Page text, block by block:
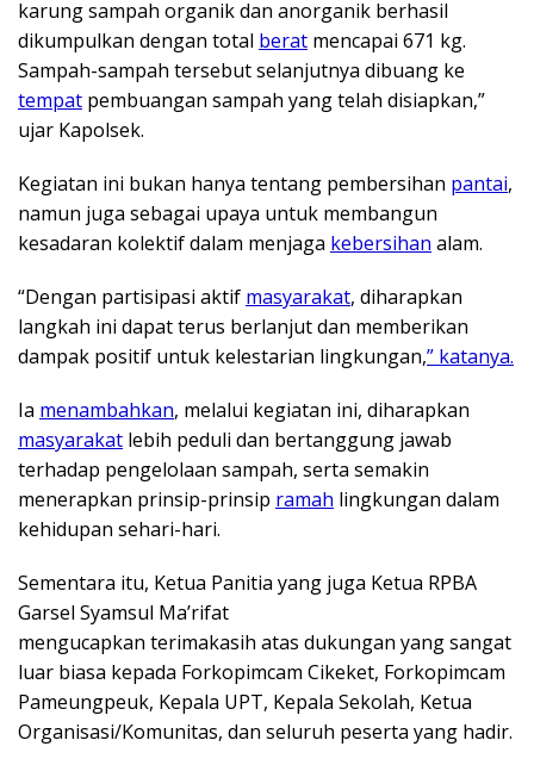
karung sampah organik dan anorganik berhasil
dikumpulkan dengan total berat mencapai 671 kg.
Sampah-sampah tersebut selanjutnya dibuang ke
tempat pembuangan sampah yang telah disiapkan,”
ujar Kapolsek.
Kegiatan ini bukan hanya tentang pembersihan pantai,
namun juga sebagai upaya untuk membangun
kesadaran kolektif dalam menjaga kebersihan alam.
“Dengan partisipasi aktif masyarakat, diharapkan
langkah ini dapat terus berlanjut dan memberikan
dampak positif untuk kelestarian lingkungan,” katanya.
Ia menambahkan, melalui kegiatan ini, diharapkan
masyarakat lebih peduli dan bertanggung jawab
terhadap pengelolaan sampah, serta semakin
menerapkan prinsip-prinsip ramah lingkungan dalam
kehidupan sehari-hari.
Sementara itu, Ketua Panitia yang juga Ketua RPBA
Garsel Syamsul Ma’rifat
mengucapkan terimakasih atas dukungan yang sangat
luar biasa kepada Forkopimcam Cikeket, Forkopimcam
Pameungpeuk, Kepala UPT, Kepala Sekolah, Ketua
Organisasi/Komunitas, dan seluruh peserta yang hadir.